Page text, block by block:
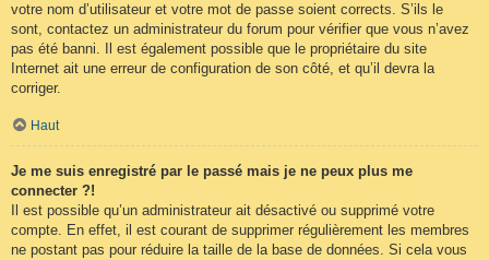
votre nom d’utilisateur et votre mot de passe soient corrects. S’ils le
sont, contactez un administrateur du forum pour vérifier que vous n’avez
pas été banni. Il est également possible que le propriétaire du site
Internet ait une erreur de configuration de son côté, et qu’il devra la
corriger.
Haut
Je me suis enregistré par le passé mais je ne peux plus me
connecter ?!
Il est possible qu’un administrateur ait désactivé ou supprimé votre
compte. En effet, il est courant de supprimer régulièrement les membres
ne postant pas pour réduire la taille de la base de données. Si cela vous